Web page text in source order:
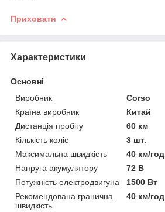
Приховати
Характеристики
Основні
Виробник
Corso
Країна виробник
Китай
Дистанція пробігу
60 км
Кількість коліс
3 шт.
Максимальна швидкість
40 км/год
Напруга акумулятору
72 В
Потужність електродвигуна
1500 Вт
Рекомендована гранична
швидкість
40 км/год